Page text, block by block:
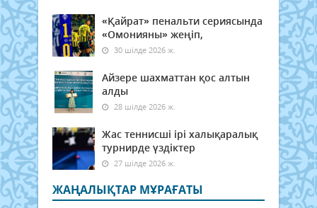
«Қайрат» пенальти сериясында
«Омонияны» жеңіп,
30 шілде 2026 ж.
Айзере шахматтан қос алтын
алды
28 шілде 2026 ж.
Жас теннисші ірі халықаралық
турнирде үздіктер
27 шілде 2026 ж.
ЖАҢАЛЫҚТАР МҰРАҒАТЫ